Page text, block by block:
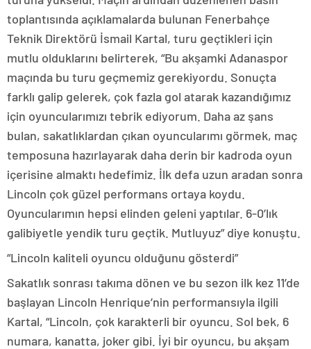
toplantısında açıklamalarda bulunan Fenerbahçe
Teknik Direktörü İsmail Kartal, turu geçtikleri için
mutlu olduklarını belirterek, “Bu akşamki Adanaspor
maçında bu turu geçmemiz gerekiyordu. Sonuçta
farklı galip gelerek, çok fazla gol atarak kazandığımız
için oyuncularımızı tebrik ediyorum. Daha az şans
bulan, sakatlıklardan çıkan oyuncularımı görmek, maç
temposuna hazırlayarak daha derin bir kadroda oyun
içerisine almaktı hedefimiz. İlk defa uzun aradan sonra
Lincoln çok güzel performans ortaya koydu.
Oyuncularımın hepsi elinden geleni yaptılar. 6-0’lık
galibiyetle yendik turu geçtik. Mutluyuz” diye konuştu.
“Lincoln kaliteli oyuncu olduğunu gösterdi”
Sakatlık sonrası takıma dönen ve bu sezon ilk kez 11’de
başlayan Lincoln Henrique’nin performansıyla ilgili
Kartal, “Lincoln, çok karakterli bir oyuncu. Sol bek, 6
numara, kanatta, joker gibi. İyi bir oyuncu, bu akşam